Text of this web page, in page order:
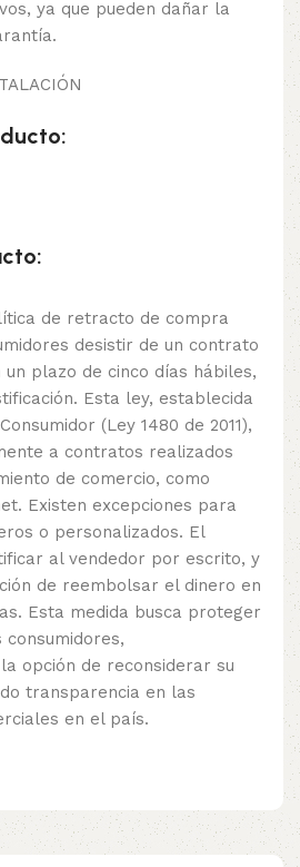
ya que pueden dañar la
de retracto de compra
desistir de un contrato
plazo de cinco días hábiles,
Esta ley, establecida
(Ley 1480 de 2011),
a contratos realizados
de comercio, como
Existen excepciones para
o personalizados. El
al vendedor por escrito, y
de reembolsar el dinero en
Esta medida busca proteger
opción de reconsiderar su
transparencia en las
en el país.